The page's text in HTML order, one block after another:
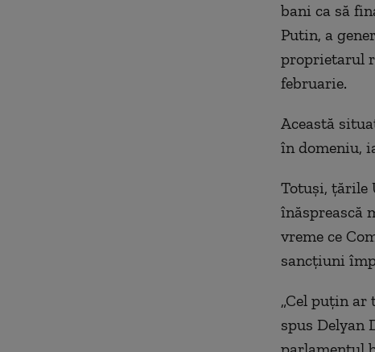
bani ca să
Putin, a
proprietarul
februarie.
Această
în domeniu,
Totuși, țările
înăsprească
vreme ce
sancțiuni
„Cel puțin ar
spus Delyan